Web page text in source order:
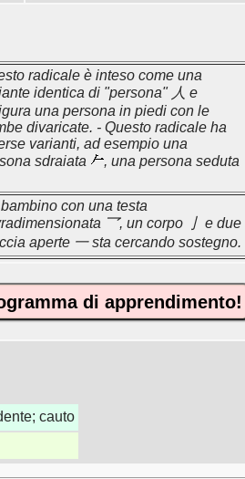
radicale è inteso come una
identica di "persona" 人 e
una persona in piedi con le
divaricate. - Questo radicale ha
varianti, ad esempio una
sdraiata
, una persona seduta
con una testa
乛, un corpo 亅 e due
aperte 一 sta cercando sostegno.
di apprendimento!
cauto